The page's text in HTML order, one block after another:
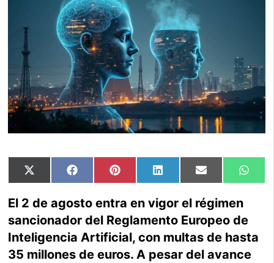
Compartir
en
X
Compartir
en
FacebookCompartir
en
PinterestCompartir
en
LinkedInCompartir
en
Email
en
El 2 de agosto entra en vigor el régimen
sancionador del Reglamento Europeo de
Inteligencia Artificial, con multas de hasta
35 millones de euros. A pesar del avance